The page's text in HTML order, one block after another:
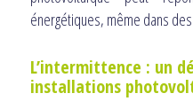
énergétiques, même dans
L’intermittence : un
installations